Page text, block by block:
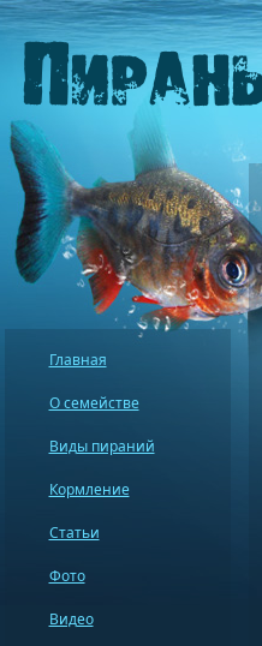
Главная
О семействе
Виды пираний
Кормление
Статьи
Фото
Видео